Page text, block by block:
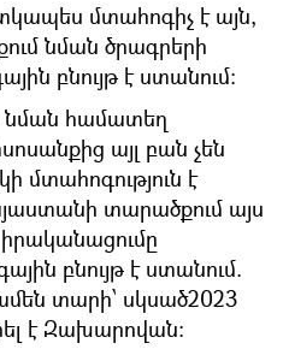
մտահոգիչ է այն,
նման ծրագրերի
բնույթ է ստանում։
նման համատեղ
այլ բան չեն
մտահոգություն է
տարածքում այս
բնույթ է ստանում.
տարի՝ սկսած2023
է Զախարովան։